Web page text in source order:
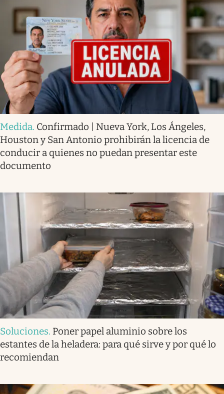
Medida. Confirmado | Nueva York, Los Ángeles,
Houston y San Antonio prohibirán la licencia de
conducir a quienes no puedan presentar este
documento
Soluciones. Poner papel aluminio sobre los
estantes de la heladera: para qué sirve y por qué lo
recomiendan